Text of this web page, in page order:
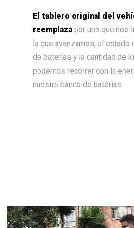
El tablero original del
reemplazapor uno que nos
la que avanzamos, el estado
de baterías y la cantidad de
podemos recorrer con la
nuestro banco de baterías.